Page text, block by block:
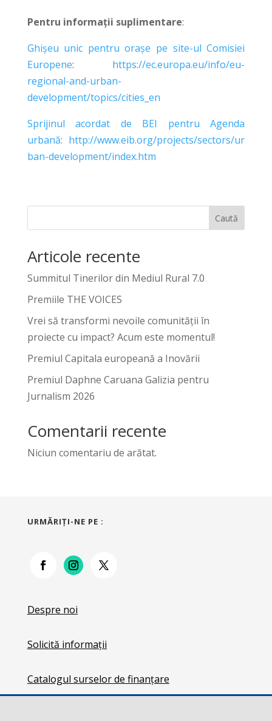
Pentru informații suplimentare:
Ghișeu unic pentru orașe pe site-ul Comisiei
Europene: https://ec.europa.eu/info/eu-
regional-and-urban-
development/topics/cities_en
Sprijinul acordat de BEI pentru Agenda
urbană: http://www.eib.org/projects/sectors/ur
ban-development/index.htm
Caută
Articole recente
Summitul Tinerilor din Mediul Rural 7.0
Premiile THE VOICES
Vrei să transformi nevoile comunității în
proiecte cu impact? Acum este momentul!
Premiul Capitala europeană a Inovării
Premiul Daphne Caruana Galizia pentru
Jurnalism 2026
Comentarii recente
Niciun comentariu de arătat.
URMĂRIŢI-NE PE :
Despre noi
Solicită informații
Catalogul surselor de finanțare